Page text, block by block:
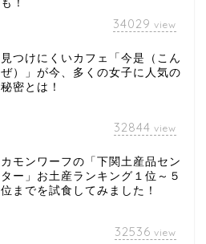
も！
34029 view
見つけにくいカフェ「今是（こん
ぜ）」が今、多くの女子に人気の
秘密とは！
32844 view
カモンワーフの「下関土産品セン
ター」お土産ランキング１位～５
位までを試食してみました！
32536 view